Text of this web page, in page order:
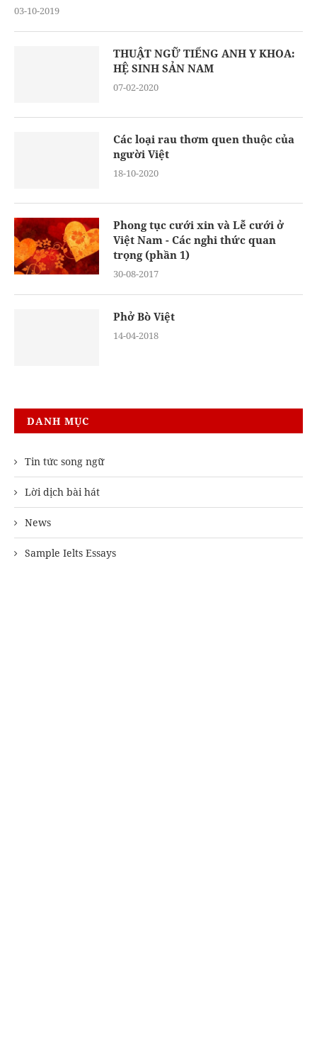
03-10-2019
THUẬT NGỮ TIẾNG ANH Y KHOA:
HỆ SINH SẢN NAM
07-02-2020
Các loại rau thơm quen thuộc của
người Việt
18-10-2020
Phong tục cưới xin và Lễ cưới ở
Việt Nam - Các nghi thức quan
trọng (phần 1)
30-08-2017
Phở Bò Việt
14-04-2018
DANH MỤC
Tin tức song ngữ
Lời dịch bài hát
News
Sample Ielts Essays